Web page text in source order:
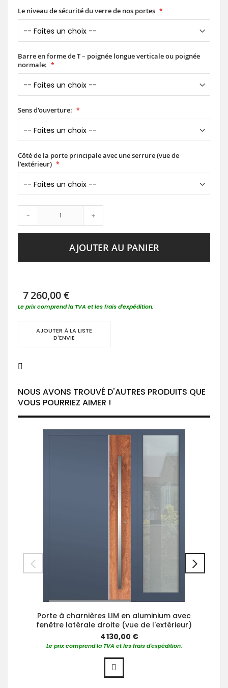
Le niveau de sécurité du verre de nos portes
Barre en forme de T – poignée longue verticale ou poignée
normale:
Sens d'ouverture:
Côté de la porte principale avec une serrure (vue de
l’extérieur)
- +
AJOUTER AU PANIER
7 260,00 €
Le prix comprend la TVA et les frais d'expédition.
AJOUTER À LA LISTE
D'ENVIE
NOUS AVONS TROUVÉ D'AUTRES PRODUITS QUE
VOUS POURRIEZ AIMER !
Porte à charnières LIM en aluminium avec
fenêtre latérale droite (vue de l'extérieur)
4 130,00 €
Le prix comprend la TVA et les frais d'expédition.